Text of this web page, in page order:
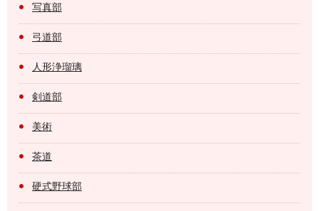
写真部
弓道部
人形浄瑠璃
剣道部
美術
茶道
硬式野球部